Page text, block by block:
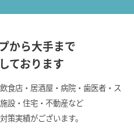
から大手まで
ております
食店・居酒屋・病院・歯医者・ス
設・住宅・不動産など
策実績がございます。